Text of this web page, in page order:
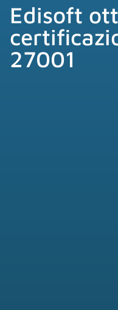
Edisoft
27001